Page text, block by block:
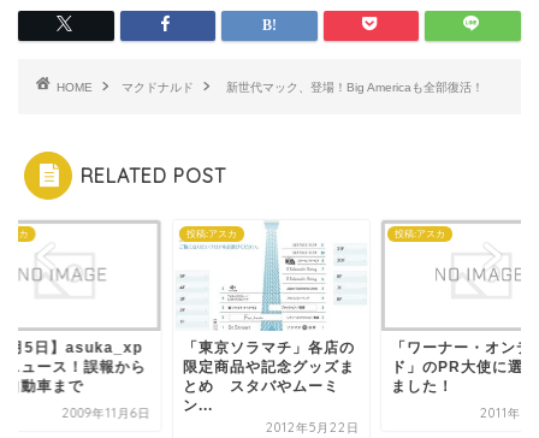
HOME マクドナルド 新世代マック、登場！Big Americaも全部復活！
RELATED POST
スカ
月5日】asuka_xp
ニュース！誤報から
自動車まで
2009年11月6日
投稿:アスカ
「東京ソラマチ」各店の
限定商品や記念グッズま
とめ スタバやムーミ
ン...
2012年5月22日
投稿:アスカ
「ワーナー・オンデ
ド」のPR大使に選
ました！
2011年1